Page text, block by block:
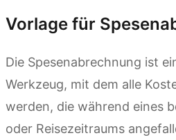
Vorlage für
Die Spesenabrechnung ist
Werkzeug, mit dem alle
werden, die während eines
oder Reisezeitraums